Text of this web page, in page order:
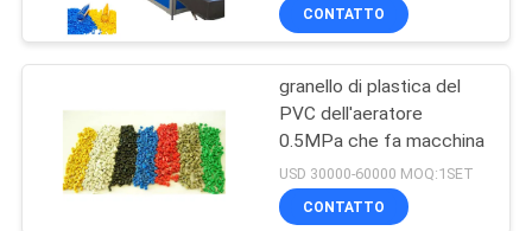
FABBRICA
DELLA
QUALITÀ
CONTATTO
granello di plastica del
PVC dell'aeratore
0.5MPa che fa macchina
USD 30000-60000 MOQ:1SET
CONTATTO